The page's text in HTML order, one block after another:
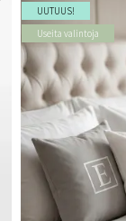
UUTUUS!
Useita valintoja